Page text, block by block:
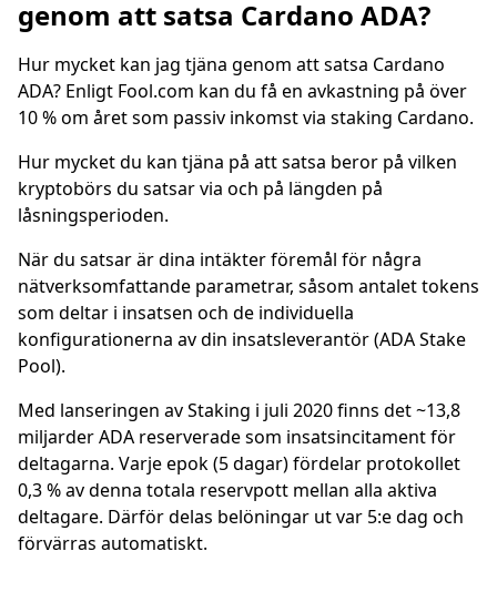
genom att satsa Cardano ADA?
Hur mycket kan jag tjäna genom att satsa Cardano
ADA? Enligt Fool.com kan du få en avkastning på över
10 % om året som passiv inkomst via staking Cardano.
Hur mycket du kan tjäna på att satsa beror på vilken
kryptobörs du satsar via och på längden på
låsningsperioden.
När du satsar är dina intäkter föremål för några
nätverksomfattande parametrar, såsom antalet tokens
som deltar i insatsen och de individuella
konfigurationerna av din insatsleverantör (ADA Stake
Pool).
Med lanseringen av Staking i juli 2020 finns det ~13,8
miljarder ADA reserverade som insatsincitament för
deltagarna. Varje epok (5 dagar) fördelar protokollet
0,3 % av denna totala reservpott mellan alla aktiva
deltagare. Därför delas belöningar ut var 5:e dag och
förvärras automatiskt.